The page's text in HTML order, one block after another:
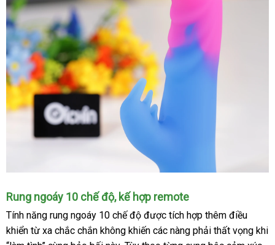
liệu
silicone
an
Rung ngoáy 10 chế độmiễn
phí
, kế hợp remote
Tính năng rung ngoáy 10 chế độ xuất
khẩu
được tích hợp thêm điều
khiển từ xa chắc chắn không khiến nhanh
các nàng phải thất vọng khi